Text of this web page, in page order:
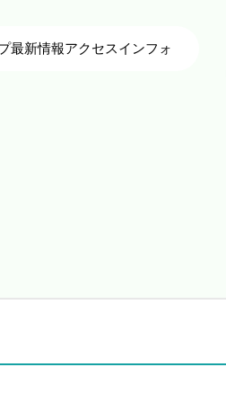
最新情報アクセスインフォ